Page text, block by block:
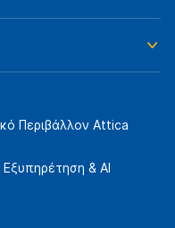
Περιβάλλον Attica
& AI